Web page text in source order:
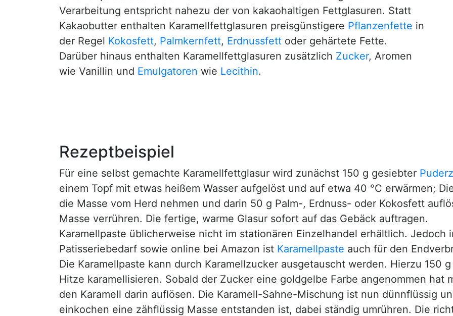
Verarbeitung entspricht nahezu der von kakaohaltigen Fettglasuren. Statt
Kakaobutter enthalten Karamellfettglasuren preisgünstigere Pflanzenfette in
der Regel Kokosfett, Palmkernfett, Erdnussfett oder gehärtete Fette.
Darüber hinaus enthalten Karamellfettglasuren zusätzlich Zucker, Aromen
wie Vanillin und Emulgatoren wie Lecithin.
Rezeptbeispiel
Für eine selbst gemachte Karamellfettglasur wird zunächst 150 g gesiebter
einem Topf mit etwas heißem Wasser aufgelöst und auf etwa 40 °C erwärmen;
die Masse vom Herd nehmen und darin 50 g Palm-, Erdnuss- oder Kokosfett
Masse verrühren. Die fertige, warme Glasur sofort auf das Gebäck auftragen.
Karamellpaste üblicherweise nicht im stationären Einzelhandel erhältlich. Jedoch
Patisseriebedarf sowie online bei Amazon ist Karamellpaste auch für den
Die Karamellpaste kann durch Karamellzucker ausgetauscht werden. Hierzu 150
Hitze karamellisieren. Sobald der Zucker eine goldgelbe Farbe angenommen hat
den Karamell darin auflösen. Die Karamell-Sahne-Mischung ist nun dünnflüssig
einkochen eine zähflüssig Masse entstanden ist, dabei ständig umrühren. Die